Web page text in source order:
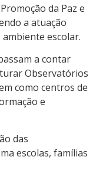
da Paz e
a atuação
escolar.
a contar
Observatórios
como centros de
e
das
escolas, famílias